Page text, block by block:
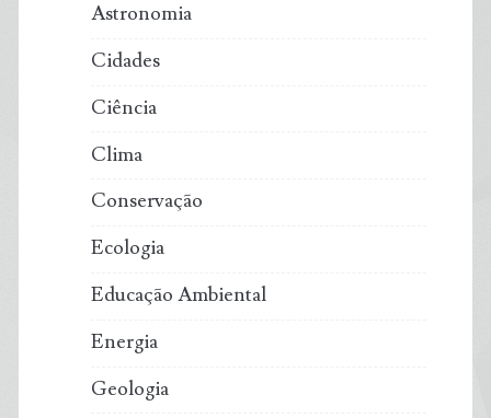
Astronomia
Cidades
Ciência
Clima
Conservação
Ecologia
Educação Ambiental
Energia
Geologia